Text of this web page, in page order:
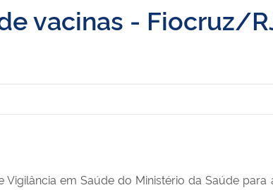
vacinas - Fiocruz/
em Saúde do Ministério da Saúde